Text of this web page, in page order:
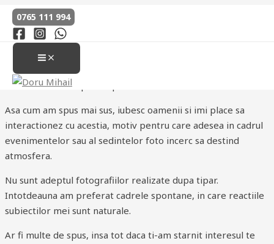
Skip
to
content
0765 111 994
MAIN
MENU
DESPRE DORU
Fac parte din cei care fac fotografie din pasiune si care ar
face orice pentru ca fiecare eveniment sa ramana
memorabil datorita unor fotografii speciale care sa aiba acel
ceva care sa ii surprinda pe toti.
Asa cum am spus mai sus, iubesc oamenii si imi place sa
interactionez cu acestia, motiv pentru care adesea in cadrul
evenimentelor sau al sedintelor foto incerc sa destind
atmosfera.
Nu sunt adeptul fotografiilor realizate dupa tipar.
Intotdeauna am preferat cadrele spontane, in care reactiile
subiectilor mei sunt naturale.
Ar fi multe de spus, insa tot daca ti-am starnit interesul te